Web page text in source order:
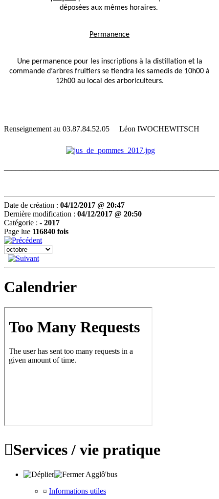
déposées aux mêmes horaires.
Permanence
Une permanence pour les inscriptions à la distillation et la
commande d’arbres fruitiers se tiendra les samedis de 10h00 à
12h00 au local des arboriculteurs.
Renseignement au 03.87.84.52.05 Léon IWOCHEWITSCH
Date de création : 04/12/2017 @ 20:47
Dernière modification : 04/12/2017 @ 20:50
Catégorie : - 2017
Page lue 116840 fois
Calendrier
Services / vie pratique
Agglô'bus
¤ Informations utiles